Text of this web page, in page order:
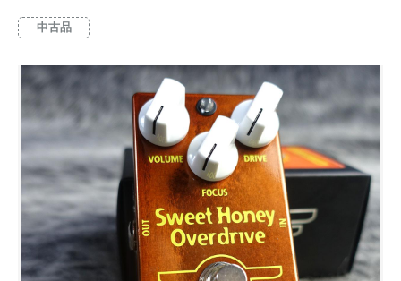
中古品